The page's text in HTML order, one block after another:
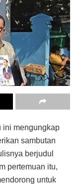
ini mengungkap
sambutan
berjudul
pertemuan itu,
untuk